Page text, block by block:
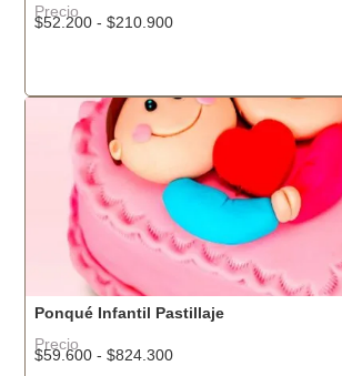
Precio
$52.200 -$210.900
Ponqué Infantil Pastillaje
Precio
$59.600 -$824.300